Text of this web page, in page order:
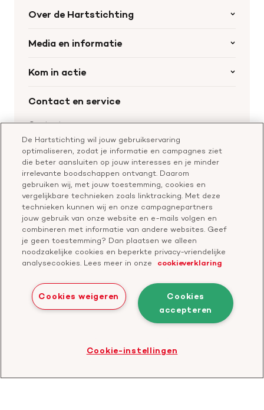
Over de Hartstichting
Organisatie
Werken bij de Hartstichting
Media en informatie
Nieuws
Materialen bestellen
Aanmelden nieuwsbrief
Kom in actie
Leer reanimeren
Geef ter nagedachtenis
Start een actie
Contact en service
Contactgegevens
Bel of chat met een voorlichter
Vragen over donateurschap
Klachtenformulier
Check je gesprek
Doneer
Bezoek
onze
Facebook
Bezoek
ons
YouTube
Bezoek
onze
LinkedIn
Bezoek
onze
TikTok
profiel
Bezoek
onze
Twitter
profiel
Bezoek
onze
Threads
profiel
Privacyverklaring
Bezoek
De Hartstichting wil jouw gebruikservaring
optimaliseren, zodat je informatie en campagnes ziet
die beter aansluiten op jouw interesses en je minder
irrelevante boodschappen ontvangt. Daarom
gebruiken wij, met jouw toestemming, cookies en
vergelijkbare technieken zoals linktracking. Met deze
technieken kunnen wij en onze campagnepartners
jouw gebruik van onze website en e-mails volgen en
combineren met informatie van andere websites. Geef
je geen toestemming? Dan plaatsen we alleen
noodzakelijke cookies en beperkte privacy-vriendelijke
analysecookies. Lees meer in onze
cookieverklaring
Cookies
accepteren
Cookies weigeren
Cookie-instellingen